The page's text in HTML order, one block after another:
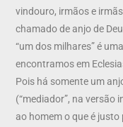
vindouro, irmãos e
chamado de anjo de
“um dos milhares” é
encontramos em
Pois há somente um
(“mediador”, na versão
ao homem o que é